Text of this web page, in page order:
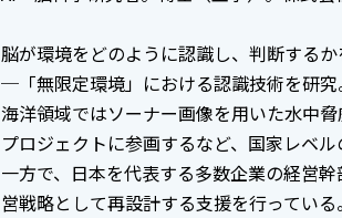
脳が環境をどのように認識し、判断する
─「無限定環境」における認識技術を研究
海洋領域ではソーナー画像を用いた水中
プロジェクトに参画するなど、国家レベル
一方で、日本を代表する多数企業の経営
営戦略として再設計する支援を行っている。